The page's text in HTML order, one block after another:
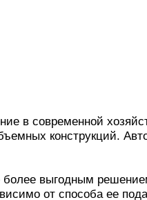
в современной
конструкций.
более выгодным
от способа ее